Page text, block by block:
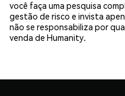
você faça uma pesquisa
gestão de risco e invista
não se responsabiliza por
venda de Humanity.